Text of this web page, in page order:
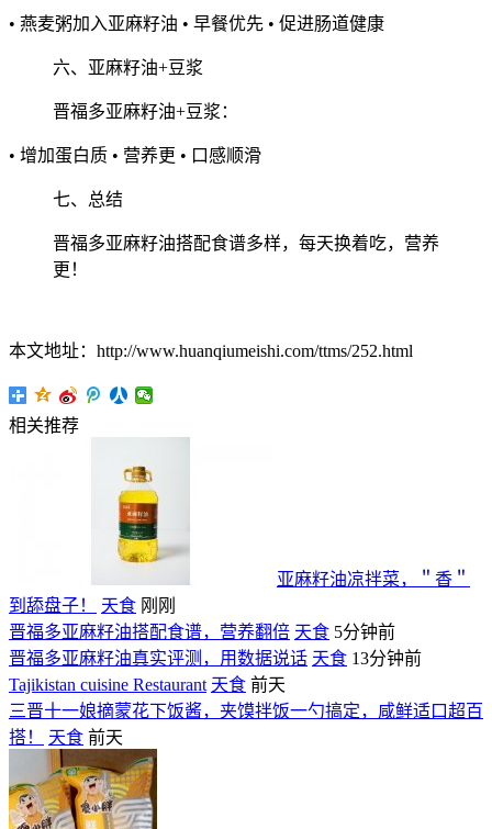
• 燕麦粥加入亚麻籽油 • 早餐优先 • 促进肠道健康
六、亚麻籽油+豆浆
晋福多亚麻籽油+豆浆：
• 增加蛋白质 • 营养更 • 口感顺滑
七、总结
晋福多亚麻籽油搭配食谱多样，每天换着吃，营养
更！
本文地址：http://www.huanqiumeishi.com/ttms/252.html
相关推荐
亚麻籽油凉拌菜，＂香＂
到舔盘子！
天食 刚刚
晋福多亚麻籽油搭配食谱，营养翻倍 天食 5分钟前
晋福多亚麻籽油真实评测，用数据说话 天食 13分钟前
Tajikistan cuisine Restaurant 天食 前天
三晋十一娘摘蒙花下饭酱，夹馍拌饭一勺搞定，咸鲜适口超百
搭！
天食 前天